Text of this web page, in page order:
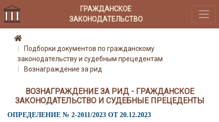
ГРАЖДАНСКОЕ
ЗАКОНОДАТЕЛЬСТВО
Подборки документов по гражданскому
законодательству и судебным прецедентам
Вознаграждение за рид
ВОЗНАГРАЖДЕНИЕ ЗА РИД - ГРАЖДАНСКОЕ
ЗАКОНОДАТЕЛЬСТВО И СУДЕБНЫЕ ПРЕЦЕДЕНТЫ
ОПРЕДЕЛЕНИЕ № 2-2011/2023 ОТ 20.12.2023